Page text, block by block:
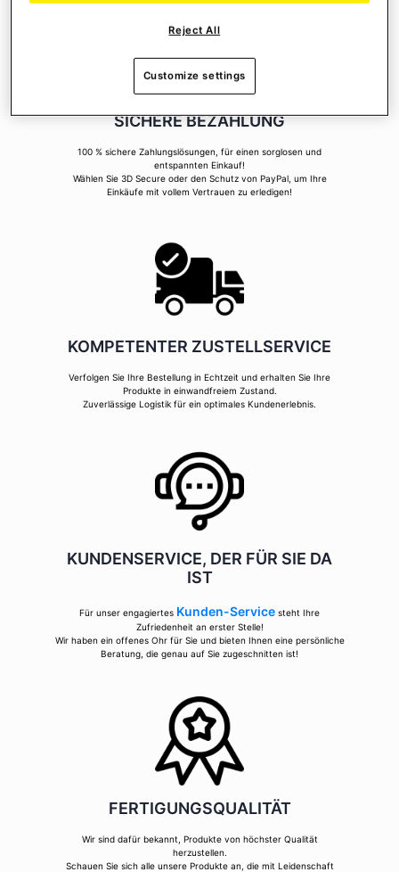
SICHERE BEZAHLUNG
100 % sichere Zahlungslösungen, für einen sorglosen und
entspannten Einkauf!
Wählen Sie 3D Secure oder den Schutz von PayPal, um Ihre
Einkäufe mit vollem Vertrauen zu erledigen!
KOMPETENTER ZUSTELLSERVICE
Verfolgen Sie Ihre Bestellung in Echtzeit und erhalten Sie Ihre
Produkte in einwandfreiem Zustand.
Zuverlässige Logistik für ein optimales Kundenerlebnis.
KUNDENSERVICE, DER FÜR SIE DA
IST
Für unser engagiertes Kunden-Service steht Ihre
Zufriedenheit an erster Stelle!
Wir haben ein offenes Ohr für Sie und bieten Ihnen eine persönliche
Beratung, die genau auf Sie zugeschnitten ist!
FERTIGUNGSQUALITÄT
Wir sind dafür bekannt, Produkte von höchster Qualität
herzustellen.
Schauen Sie sich alle unsere Produkte an, die mit Leidenschaft
Reject All
Customize settings